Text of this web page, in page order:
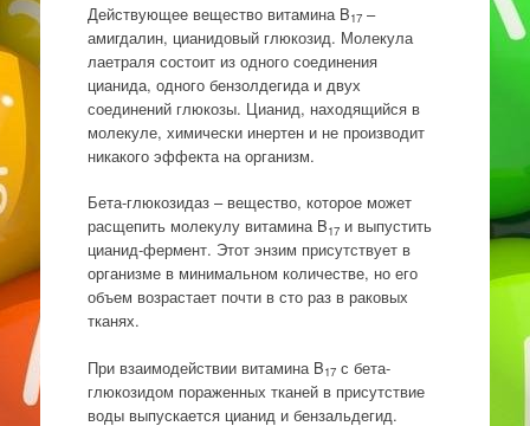
Действующее вещество витамина B17–
амигдалин, цианидовый глюкозид. Молекула
лаетраля состоит из одного соединения
цианида, одного бензолдегида и двух
соединений глюкозы. Цианид, находящийся в
молекуле, химически инертен и не производит
никакого эффекта на организм.
Бета-глюкозидаз – вещество, которое может
расщепить молекулу витамина B17и выпустить
цианид-фермент. Этот энзим присутствует в
организме в минимальном количестве, но его
объем возрастает почти в сто раз в раковых
тканях.
При взаимодействии витамина B17с бета-
глюкозидом пораженных тканей в присутствие
воды выпускается цианид и бензальдегид.